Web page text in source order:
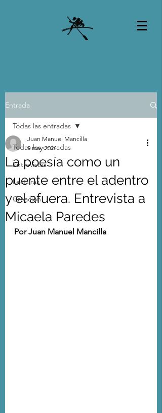
Entrada
Todas las entradas
Entrevistas
Lecturas
Creación
Todas las entradas
La poesía como un
puente entre el adentro
y el afuera. Entrevista a
Micaela Paredes
Juan Manuel Mancilla
9 may 2024
Por Juan Manuel Mancilla